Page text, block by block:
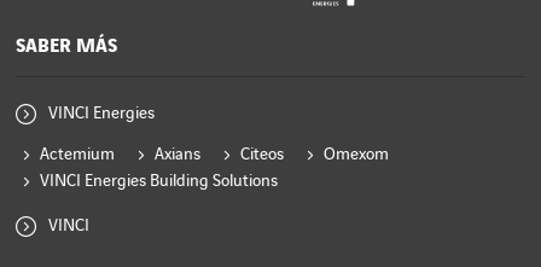
SABER MÁS
VINCI Energies
Actemium Axians Citeos
Omexom
VINCI Energies Building Solutions
VINCI